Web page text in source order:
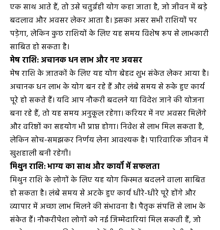
एक साथ आते हैं, तो उसे चतुर्ग्रही योग कहा जाता है, जो जीवन में बड़े
बदलाव और अवसर लेकर आता है। इसका असर सभी राशियों पर
पड़ेगा, लेकिन कुछ राशियों के लिए यह समय विशेष रूप से लाभकारी
साबित हो सकता है।
मेष राशि: अचानक धन लाभ और नए अवसर
मेष राशि के जातकों के लिए यह योग बेहद शुभ संकेत लेकर आया है।
अचानक धन लाभ के योग बन रहे हैं और लंबे समय से रुके हुए कार्य
पूरे हो सकते हैं। यदि आप नौकरी बदलने या विदेश जाने की योजना
बना रहे हैं, तो यह समय अनुकूल रहेगा। करियर में नए अवसर मिलेंगे
और वरिष्ठों का सहयोग भी प्राप्त होगा। निवेश से लाभ मिल सकता है,
लेकिन सोच-समझकर निर्णय लेना आवश्यक है। पारिवारिक जीवन में
खुशहाली बनी रहेगी।
मिथुन राशि: भाग्य का साथ और कार्यों में सफलता
मिथुन राशि के लोगों के लिए यह योग किस्मत बदलने वाला साबित
हो सकता है। लंबे समय से अटके हुए कार्य धीरे-धीरे पूरे होंगे और
व्यापार में अच्छा लाभ मिलने की संभावना है। पैतृक संपत्ति से लाभ के
संकेत हैं। नौकरीपेशा लोगों को नई जिम्मेदारियां मिल सकती हैं, जो